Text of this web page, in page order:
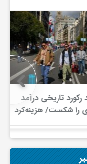
تاریخی درآمد
هزینه‌کرد
گردشگران خارجی از ۱۰ میلیارد